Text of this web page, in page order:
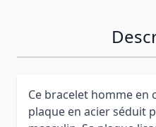
Ce bracelet homme en
plaque en acier séduit